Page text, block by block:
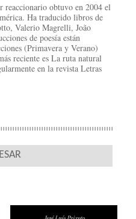
reaccionario obtuvo en 2004 el
Ha traducido libros de
Valerio Magrelli, João
de poesía están
(Primavera y Verano)
reciente es La ruta natural
en la revista Letras